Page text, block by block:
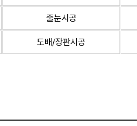
줄눈시공
도배/장판시공